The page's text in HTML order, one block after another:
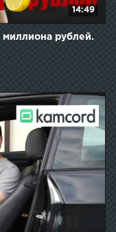
14:49
миллиона рублей.